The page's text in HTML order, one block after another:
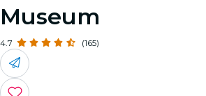
Museum
4.7 (165)